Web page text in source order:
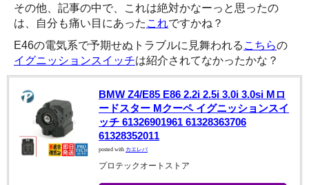
その他、記事の中で、これは絶対かなーっと思ったの
は、自分も痛い目にあった これですかね？
E46の電気系で予期せぬトラブルに見舞われる こちらの
イグニッションスイッチは紹介されてなかったかな？
BMW Z4/E85 E86 2.2i 2.5i 3.0i 3.0si Mロ
ードスター Mクーペ イグニッションスイ
ッチ 61326901961 61328363706
61328352011
posted with カエレバ
プロテックオートストア